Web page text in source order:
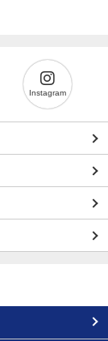
Instagram